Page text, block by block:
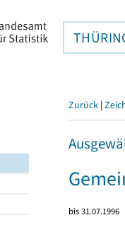
Zurück |
bis 31.07.1996